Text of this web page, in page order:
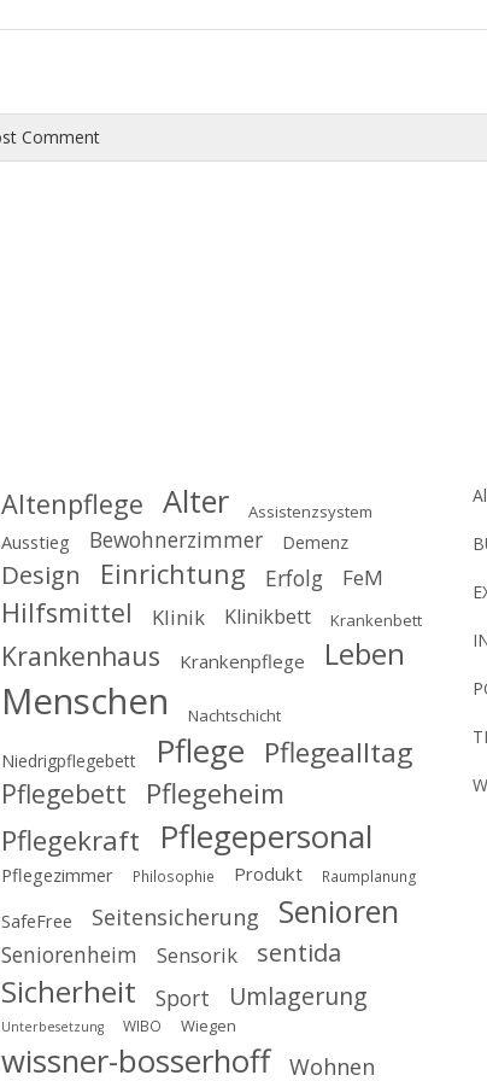
Altenpflege Alter Assistenzsystem
Ausstieg Bewohnerzimmer Demenz
Design Einrichtung Erfolg FeM
Hilfsmittel Klinik Klinikbett Krankenbett
Krankenhaus Krankenpflege Leben
Menschen Nachtschicht
Niedrigpflegebett Pflege Pflegealltag
Pflegebett
Pflegeheim
Pflegekraft
Pflegepersonal
Pflegezimmer Philosophie Produkt Raumplanung
SafeFree Seitensicherung Senioren
Seniorenheim Sensorik sentida
Sicherheit Sport Umlagerung
Unterbesetzung WIBO Wiegen
wissner-bosserhoff Wohnen